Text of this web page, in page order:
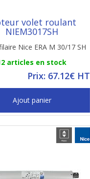
volet roulant
NIEM3017SH
Nice ERA M 30/17 SH
articles en stock
Prix: 67.12€ HT
Ajout panier